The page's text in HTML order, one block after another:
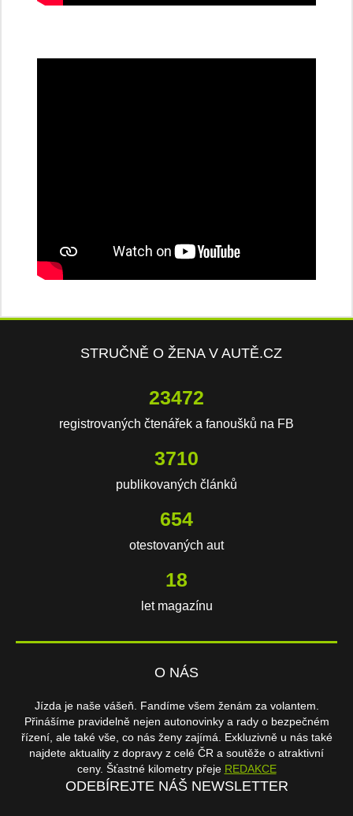
STRUČNĚ O ŽENA V AUTĚ.CZ
23472
registrovaných čtenářek a fanoušků na FB
3710
publikovaných článků
654
otestovaných aut
18
let magazínu
O NÁS
Jízda je naše vášeň. Fandíme všem ženám za volantem.
Přinášíme pravidelně nejen autonovinky a rady o bezpečném
řízení, ale také vše, co nás ženy zajímá. Exkluzivně u nás také
najdete aktuality z dopravy z celé ČR a soutěže o atraktivní
ceny. Šťastné kilometry přeje REDAKCE
ODEBÍREJTE NÁŠ NEWSLETTER